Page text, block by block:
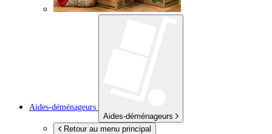
Aides-déménageurs
Aides-déménageurs
Retour au menu principal